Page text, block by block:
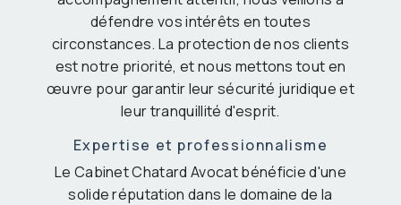
défendre vos intérêts en toutes
circonstances. La protection de nos clients
est notre priorité, et nous mettons tout en
œuvre pour garantir leur sécurité juridique et
leur tranquillité d'esprit.
Expertise et professionnalisme
Le Cabinet Chatard Avocat bénéficie d'une
solide réputation dans le domaine de la